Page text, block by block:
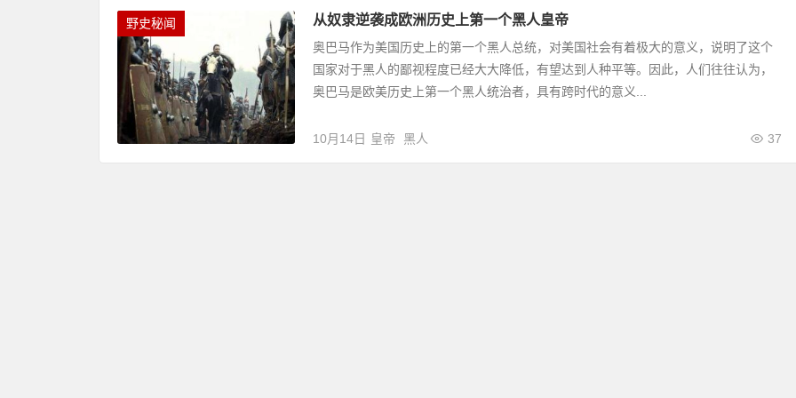
野史秘闻 从奴隶逆袭成欧洲历史上第一个黑人皇帝
奥巴马作为美国历史上的第一个黑人总统，对美国社会有着极大的意义，说明了这个
国家对于黑人的鄙视程度已经大大降低，有望达到人种平等。因此，人们往往认为，
奥巴马是欧美历史上第一个黑人统治者，具有跨时代的意义...
10月14日 37
皇帝 黑人